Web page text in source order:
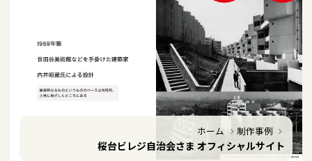
ホーム 制作事例
桜台ビレジ自治会さま オフィシャルサイト